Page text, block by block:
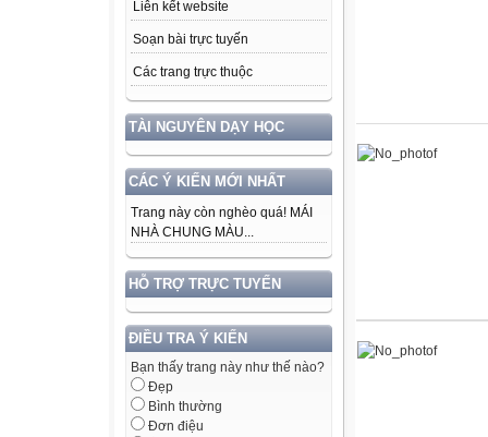
Liên kết website
Soạn bài trực tuyến
Các trang trực thuộc
TÀI NGUYÊN DẠY HỌC
CÁC Ý KIẾN MỚI NHẤT
Trang này còn nghèo quá! MÁI
NHÀ CHUNG MÀU...
HỖ TRỢ TRỰC TUYẾN
ĐIỀU TRA Ý KIẾN
Bạn thấy trang này như thế nào?
Đẹp
Bình thường
Đơn điệu